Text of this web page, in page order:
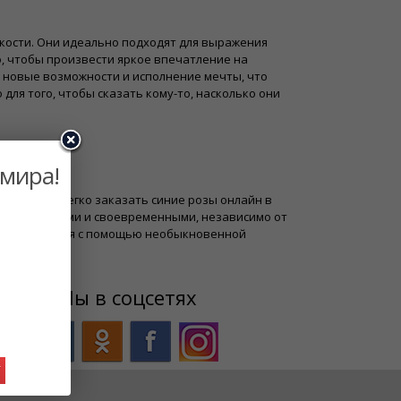
Они идеально подходят для выражения
чтобы произвести яркое впечатление на
возможности и исполнение мечты, что
того, чтобы сказать кому-то, насколько они
можете легко заказать синие розы онлайн в
свежими и своевременными, независимо от
с помощью необыкновенной
Мы в соцсетях